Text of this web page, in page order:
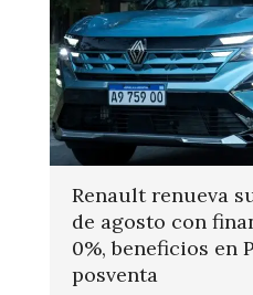
Renault renueva
de agosto con
0%, beneficios en
posventa